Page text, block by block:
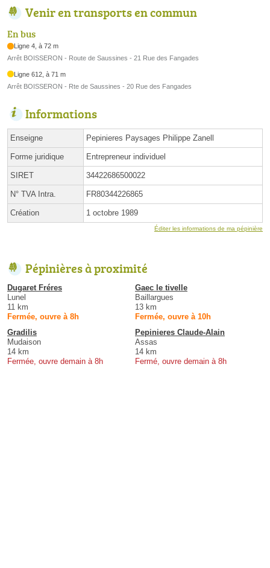
Venir en transports en commun
En bus
Ligne 4, à 72 m
Arrêt BOISSERON - Route de Saussines - 21 Rue des Fangades
Ligne 612, à 71 m
Arrêt BOISSERON - Rte de Saussines - 20 Rue des Fangades
Informations
Enseigne Pepinieres Paysages Philippe Zanell
Forme juridique Entrepreneur individuel
SIRET 34422686500022
N° TVA Intra. FR80344226865
Création 1 octobre 1989
Éditer les informations de ma pépinière
Pépinières à proximité
Dugaret Fréres
Lunel
11 km
Fermée, ouvre à 8h
Gaec le tivelle
Baillargues
13 km
Fermée, ouvre à 10h
Gradilis
Mudaison
14 km
Fermée, ouvre demain à 8h
Pepinieres Claude-Alain
Assas
14 km
Fermé, ouvre demain à 8h